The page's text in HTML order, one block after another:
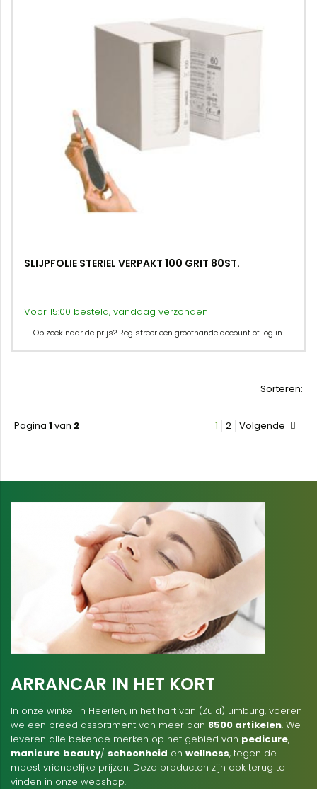
SLIJPFOLIE STERIEL VERPAKT 100 GRIT 80ST.
Voor 15:00 besteld, vandaag verzonden
Op zoek naar de prijs? Registreer een groothandelaccount of log in.
Sorteren:
Pagina 1van 2 1 2 Volgende
ARRANCAR IN HET KORT
In onze winkel in Heerlen, in het hart van (Zuid) Limburg, voeren
we een breed assortiment van meer dan 8500 artikelen. We
leveren alle bekende merken op het gebied van pedicure,
manicure beauty/ schoonheid en wellness, tegen de
meest vriendelijke prijzen. Deze producten zijn ook terug te
vinden in onze webshop.